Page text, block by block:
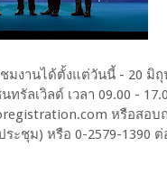
งานได้ตั้งแต่วันนี้ - 20 มิ
รัลเวิลด์ เวลา 09.00 -
หรือสอบ
ะชุม) หรือ 0-2579-1390